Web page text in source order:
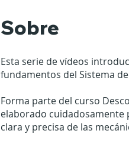
Sobre
Esta serie de vídeos
fundamentos del Sistema
Forma parte del curso
elaborado cuidadosamente
clara y precisa de las